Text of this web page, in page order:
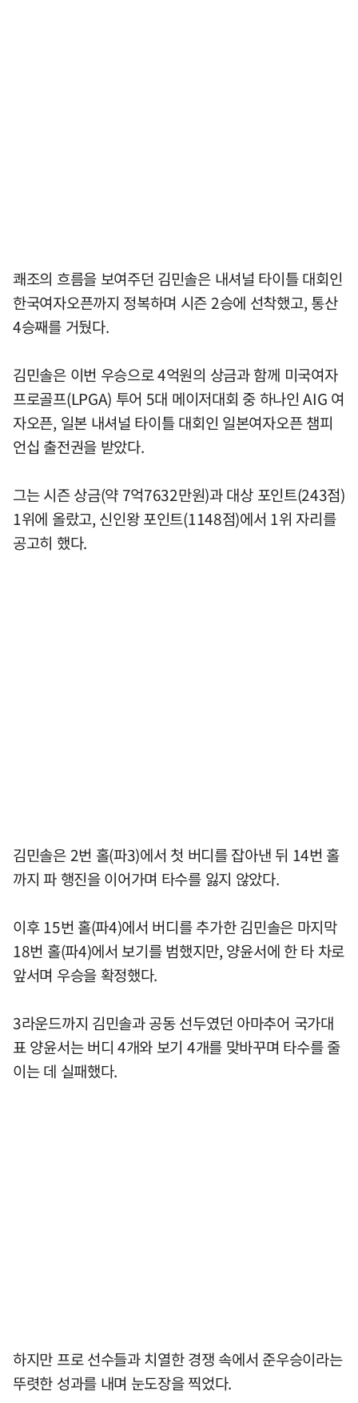
쾌조의 흐름을 보여주던 김민솔은 내셔널 타이틀 대회인
한국여자오픈까지 정복하며 시즌 2승에 선착했고, 통산
4승째를 거뒀다.
김민솔은 이번 우승으로 4억원의 상금과 함께 미국여자
프로골프(LPGA) 투어 5대 메이저대회 중 하나인 AIG 여
자오픈, 일본 내셔널 타이틀 대회인 일본여자오픈 챔피
언십 출전권을 받았다.
그는 시즌 상금(약 7억7632만원)과 대상 포인트(243점)
1위에 올랐고, 신인왕 포인트(1148점)에서 1위 자리를
공고히 했다.
김민솔은 2번 홀(파3)에서 첫 버디를 잡아낸 뒤 14번 홀
까지 파 행진을 이어가며 타수를 잃지 않았다.
이후 15번 홀(파4)에서 버디를 추가한 김민솔은 마지막
18번 홀(파4)에서 보기를 범했지만, 양윤서에 한 타 차로
앞서며 우승을 확정했다.
3라운드까지 김민솔과 공동 선두였던 아마추어 국가대
표 양윤서는 버디 4개와 보기 4개를 맞바꾸며 타수를 줄
이는 데 실패했다.
하지만 프로 선수들과 치열한 경쟁 속에서 준우승이라는
뚜렷한 성과를 내며 눈도장을 찍었다.